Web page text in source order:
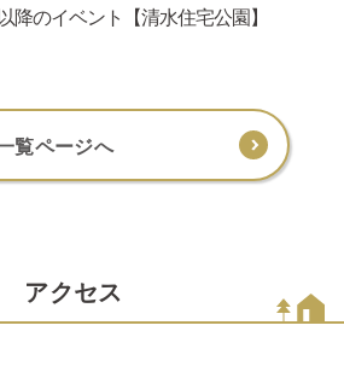
降のイベント【清水住宅公園】
覧ページへ
アクセス